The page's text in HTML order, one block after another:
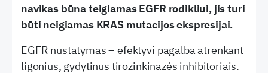
navikas būna teigiamas EGFR rodikliui, jis turi
būti neigiamas KRAS mutacijos ekspresijai.
EGFR nustatymas – efektyvi pagalba atrenkant
ligonius, gydytinus tirozinkinazės inhibitoriais.